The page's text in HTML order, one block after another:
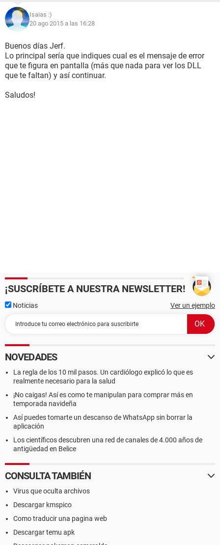
Isaias :)
20 ago 2015 a las 16:28
Buenos días Jerf.
Lo principal sería que indiques cual es el mensaje de error
que te figura en pantalla (más que nada para ver los DLL
que te faltan) y así continuar.
Saludos!
¡SUSCRÍBETE A NUESTRA NEWSLETTER!
Noticias Ver un ejemplo
NOVEDADES
La regla de los 10 mil pasos. Un cardiólogo explicó lo que es
realmente necesario para la salud
¡No caigas! Así es como te manipulan para comprar más en
temporada navideña
Así puedes tomarte un descanso de WhatsApp sin borrar la
aplicación
Los científicos descubren una red de canales de 4.000 años de
antigüedad en Belice
CONSULTA TAMBIÉN
Virus que oculta archivos
Descargar kmspico
Como traducir una pagina web
Descargar temu apk